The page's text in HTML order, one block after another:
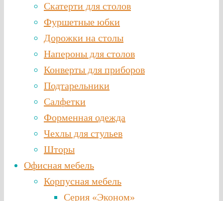
Скатерти для столов
Фуршетные юбки
Дорожки на столы
Напероны для столов
Конверты для приборов
Подтарельники
Салфетки
Форменная одежда
Чехлы для стульев
Шторы
Офисная мебель
Корпусная мебель
Серия «Эконом»